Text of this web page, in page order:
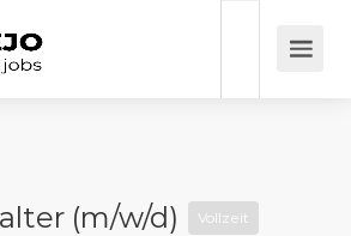
(m/w/d) Vollzeit